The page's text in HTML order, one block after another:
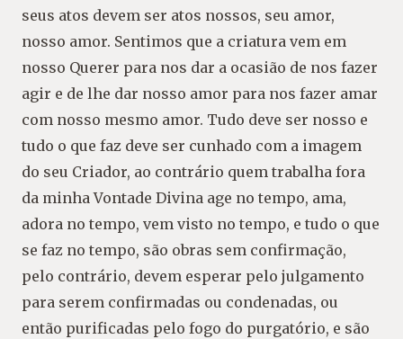
seus atos devem ser atos nossos, seu amor,
nosso amor. Sentimos que a criatura vem em
nosso Querer para nos dar a ocasião de nos fazer
agir e de lhe dar nosso amor para nos fazer amar
com nosso mesmo amor. Tudo deve ser nosso e
tudo o que faz deve ser cunhado com a imagem
do seu Criador, ao contrário quem trabalha fora
da minha Vontade Divina age no tempo, ama,
adora no tempo, vem visto no tempo, e tudo o que
se faz no tempo, são obras sem confirmação,
pelo contrário, devem esperar pelo julgamento
para serem confirmadas ou condenadas, ou
então purificadas pelo fogo do purgatório, e são